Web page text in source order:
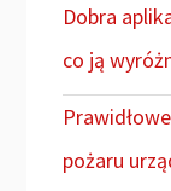
Dobra
co ją
pożaru